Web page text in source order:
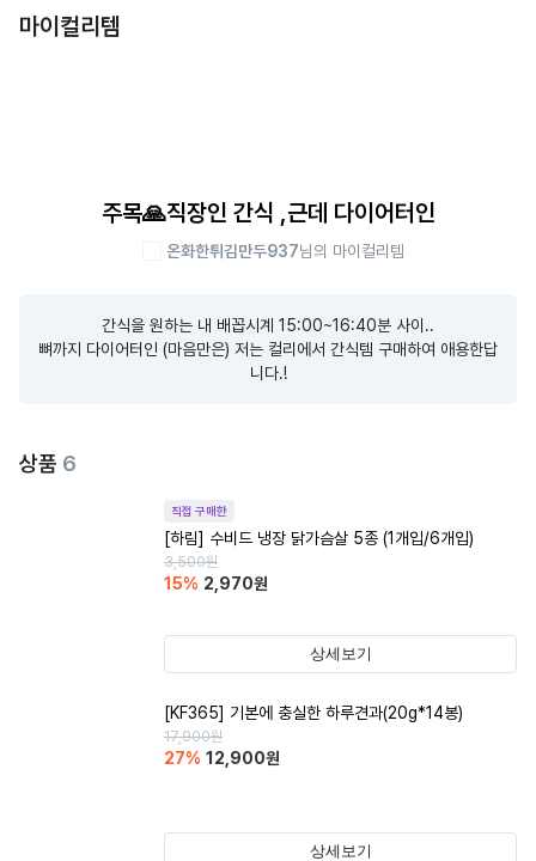
마이컬리템
주목🙏직장인 간식 ,근데 다이어터인
온화한튀김만두937님의 마이컬리템
간식을 원하는 내 배꼽시계 15:00~16:40분 사이..
뼈까지 다이어터인 (마음만은) 저는 컬리에서 간식템 구매하여 애용한답
니다.!
상품 6
직접 구매한
[하림] 수비드 냉장 닭가슴살 5종 (1개입/6개입)
3,500원
15% 2,970원
상세보기
[KF365] 기본에 충실한 하루견과(20g*14봉)
17,900원
27% 12,900원
상세보기